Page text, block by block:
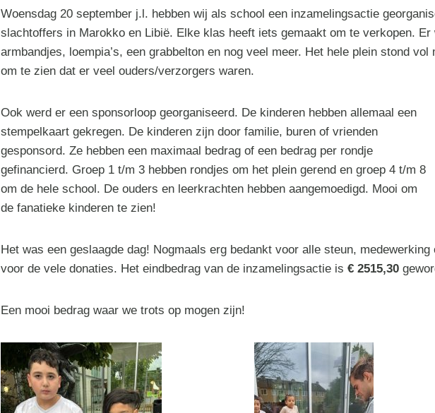
Woensdag 20 september j.l. hebben wij als school een inzamelingsactie
slachtoffers in Marokko en Libië. Elke klas heeft iets gemaakt om te verkopen. Er
armbandjes, loempia’s, een grabbelton en nog veel meer. Het hele plein stond vol
om te zien dat er veel ouders/verzorgers waren.
Ook werd er een sponsorloop georganiseerd. De kinderen hebben allemaal een
stempelkaart gekregen. De kinderen zijn door familie, buren of vrienden
gesponsord. Ze hebben een maximaal bedrag of een bedrag per rondje
gefinancierd. Groep 1 t/m 3 hebben rondjes om het plein gerend en groep 4 t/m 8
om de hele school. De ouders en leerkrachten hebben aangemoedigd. Mooi om
de fanatieke kinderen te zien!
Het was een geslaagde dag! Nogmaals erg bedankt voor alle steun,
voor de vele donaties. Het eindbedrag van de inzamelingsactie is € 2515,30
Een mooi bedrag waar we trots op mogen zijn!